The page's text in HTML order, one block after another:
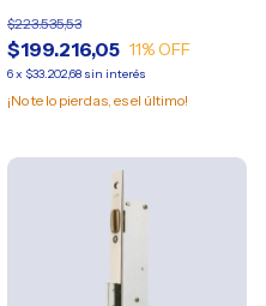
$199.216,05
$223.535,53
11% OFF
6x $33.202,68 sin interés
¡No te lo pierdas, es el último!